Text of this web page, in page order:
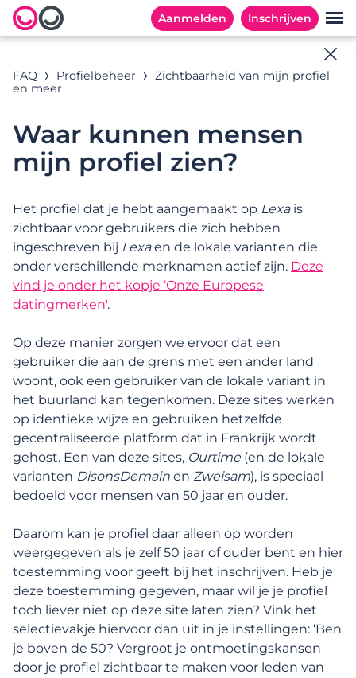
Aanmelden Inschrijven
Online hulp
CATEGORIEËN MEESTGESTELDE VRAGEN
Categorieën
Inschrijven en aan de slag gaan
Profielbeheer
Persoonlijke gegevens en meldingen
Mijn beschrijving, foto's en audio
Zichtbaarheid van mijn profiel en meer
Waar kunnen mensen mijn profiel zien?
Wat is het verschil tussen Lexa en OurTime?
Mijn account verwijderen of opschorten
FAQ Profielbeheer
Zichtbaarheid van mijn profiel
en meer
Waar kunnen mensen
mijn profiel zien?
Het profiel dat je hebt aangemaakt op Lexais
zichtbaar voor gebruikers die zich hebben
ingeschreven bij Lexaen de lokale varianten die
onder verschillende merknamen actief zijn. Deze
vind je onder het kopje ‘Onze Europese
datingmerken'.
Op deze manier zorgen we ervoor dat een
gebruiker die aan de grens met een ander land
woont, ook een gebruiker van de lokale variant in
het buurland kan tegenkomen. Deze sites werken
op identieke wijze en gebruiken hetzelfde
gecentraliseerde platform dat in Frankrijk wordt
gehost. Een van deze sites, Ourtime(en de lokale
varianten DisonsDemain en Zweisam), is speciaal
bedoeld voor mensen van 50 jaar en ouder.
Daarom kan je profiel daar alleen op worden
weergegeven als je zelf 50 jaar of ouder bent en hier
toestemming voor geeft bij het inschrijven. Heb je
deze toestemming gegeven, maar wil je je profiel
toch liever niet op deze site laten zien? Vink het
selectievakje hiervoor dan uit in je instellingen: ‘Ben
je boven de 50? Vergroot je ontmoetingskansen
door je profiel zichtbaar te maken voor leden van